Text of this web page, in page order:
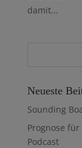
damit...
Neueste
Sounding
Prognose
Podcast